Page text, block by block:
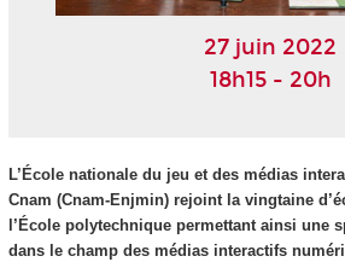
27 juin 2022
18h15 - 20h
L’École nationale du jeu et des médias
Cnam (Cnam-Enjmin) rejoint la vingtaine
l’École polytechnique permettant ainsi une
dans le champ des médias interactifs